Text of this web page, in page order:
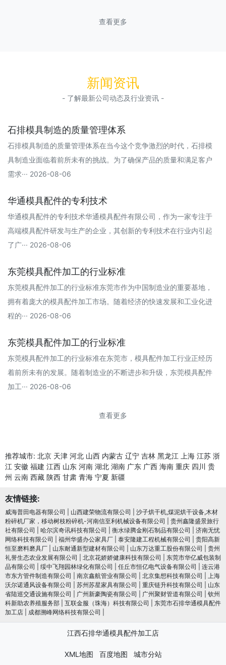
查看更多
新闻资讯
- 了解最新公司动态及行业资讯 -
石排模具制造的质量管理体系
石排模具制造的质量管理体系在当今这个竞争激烈的时代，石排模
具制造业面临着前所未有的挑战。为了确保产品的质量和满足客户
需求··· 2026-08-06
华通模具配件的专利技术
华通模具配件的专利技术华通模具配件有限公司，作为一家专注于
高端模具配件研发与生产的企业，其创新的专利技术在行业内引起
了广··· 2026-08-06
东莞模具配件加工的行业标准
东莞模具配件加工的行业标准东莞市作为中国制造业的重要基地，
拥有着庞大的模具配件加工市场。随着经济的快速发展和工业化进
程的··· 2026-08-06
东莞模具配件加工的行业标准
东莞模具配件加工的行业标准在东莞市，模具配件加工行业正经历
着前所未有的发展。随着制造业的不断进步和升级，东莞模具配件
加工··· 2026-08-06
查看更多
推荐城市: 北京 天津 河北 山西 内蒙古 辽宁 吉林 黑龙江 上海 江苏 浙
江 安徽 福建 江西 山东 河南 湖北 湖南 广东 广西 海南 重庆 四川 贵
州 云南 西藏 陕西 甘肃 青海 宁夏 新疆
友情链接:
威海普田电器有限公司 山西建荣物流有限公司
沙子烘干机,煤泥烘干设备,木材
粉碎机厂家，移动树枝粉碎机-河南信至利机械设备有限公司
贵州鑫隆盛景旅行
社有限公司
哈尔滨奇讯科技有限公司 衡水绿腾金刚石制品有限公司
济南无忧
网络科技有限公司
福州华盛办公家具厂 泰安隆建工程机械有限公司
贵阳高新
恒至磨料磨具厂
山东耐通新型建材有限公司 山东万达重工股份有限公司
贵州
礼誉生态农业发展有限公司
北京花娇娇健康科技有限公司
东莞市华亿威包装制
品有限公司
绥中飞翔园林绿化有限公司 任丘市恒亿电气设备有限公司
连云港
市东方管件制造有限公司
南京鑫航管业有限公司 北京集想科技有限公司
上海
沃尔诺通风设备有限公司
苏州苏星家具有限公司 重庆链升科技有限公司
山东
省陆巡交通设施有限公司
广州新豪陶瓷有限公司 广州聚财管道有限公司
钦州
科新助农养殖服务部
互联金服（珠海）科技有限公司
东莞市石排华通模具配件
加工店
成都溯峰网络科技有限公司
江西石排华通模具配件加工店
XML地图 百度地图 城市分站